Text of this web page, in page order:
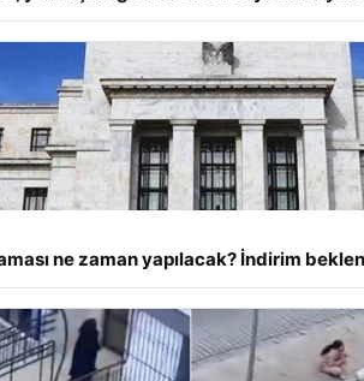
ne zaman yapılacak? İndirim